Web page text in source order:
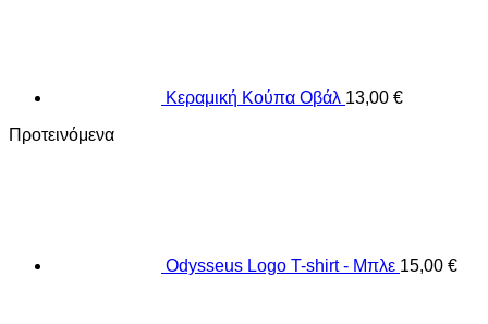
Κεραμική Κούπα Οβάλ 13,00 €
Προτεινόμενα
Odysseus Logo T-shirt - Μπλε 15,00 €